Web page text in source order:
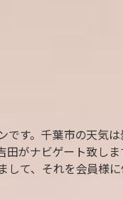
です。千葉市の天気
がナビゲート致し
て、それを会員様に